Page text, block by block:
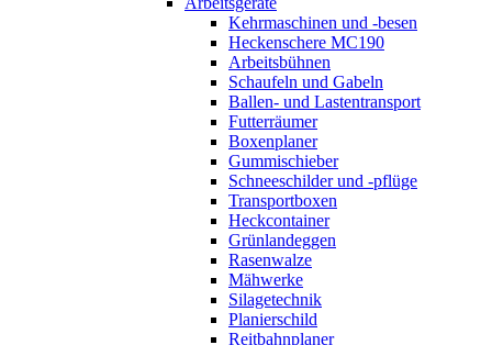
Kehrmaschinen und -besen
Heckenschere MC190
Arbeitsbühnen
Schaufeln und Gabeln
Ballen- und Lastentransport
Futterräumer
Boxenplaner
Gummischieber
Schneeschilder und -pflüge
Transportboxen
Heckcontainer
Grünlandeggen
Rasenwalze
Mähwerke
Silagetechnik
Planierschild
Reitbahnplaner